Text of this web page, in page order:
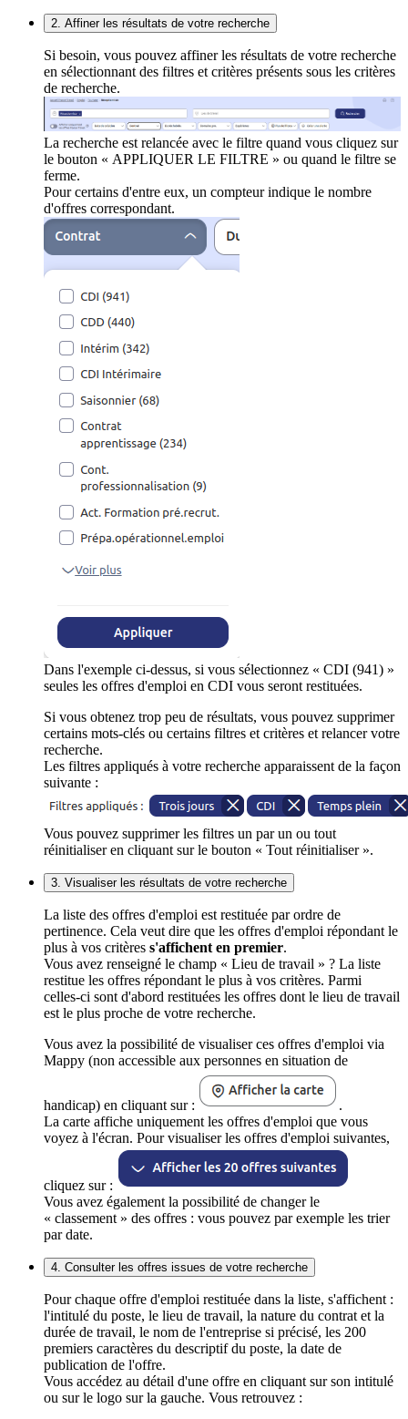
2. Affiner les résultats de votre recherche
Si besoin, vous pouvez affiner les résultats de votre recherche
en sélectionnant des filtres et critères présents sous les critères
de recherche.
La recherche est relancée avec le filtre quand vous cliquez sur
le bouton « APPLIQUER LE FILTRE » ou quand le filtre se
ferme.
Pour certains d'entre eux, un compteur indique le nombre
d'offres correspondant.
Dans l'exemple ci-dessus, si vous sélectionnez « CDI (941) »
seules les offres d'emploi en CDI vous seront restituées.
Si vous obtenez trop peu de résultats, vous pouvez supprimer
certains mots-clés ou certains filtres et critères et relancer votre
recherche.
Les filtres appliqués à votre recherche apparaissent de la façon
suivante :
Vous pouvez supprimer les filtres un par un ou tout
réinitialiser en cliquant sur le bouton « Tout réinitialiser ».
3. Visualiser les résultats de votre recherche
La liste des offres d'emploi est restituée par ordre de
pertinence. Cela veut dire que les offres d'emploi répondant le
plus à vos critères s'affichent en premier.
Vous avez renseigné le champ « Lieu de travail » ? La liste
restitue les offres répondant le plus à vos critères. Parmi
celles-ci sont d'abord restituées les offres dont le lieu de travail
est le plus proche de votre recherche.
Vous avez la possibilité de visualiser ces offres d'emploi via
Mappy (non accessible aux personnes en situation de
handicap) en cliquant sur :
.
La carte affiche uniquement les offres d'emploi que vous
voyez à l'écran. Pour visualiser les offres d'emploi suivantes,
cliquez sur :
Vous avez également la possibilité de changer le
« classement » des offres : vous pouvez par exemple les trier
par date.
4. Consulter les offres issues de votre recherche
Pour chaque offre d'emploi restituée dans la liste, s'affichent :
l'intitulé du poste, le lieu de travail, la nature du contrat et la
durée de travail, le nom de l'entreprise si précisé, les 200
premiers caractères du descriptif du poste, la date de
publication de l'offre.
Vous accédez au détail d'une offre en cliquant sur son intitulé
ou sur le logo sur la gauche. Vous retrouvez :